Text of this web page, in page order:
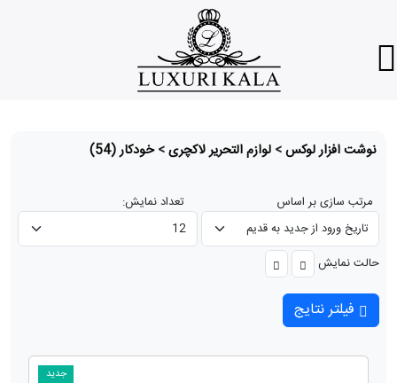
نوشت افزار لوکس> لوازم التحریر لاکچری>خودکار(54)
مرتب سازی بر اساس تعداد نمایش:
حالت نمایش
فیلتر نتایج
جدید